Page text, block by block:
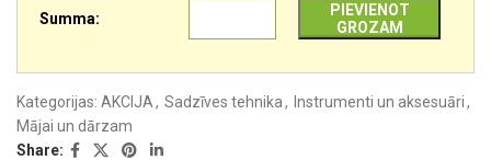
Summa:
PIEVIENOT
GROZAM
Kategorijas: AKCIJA, Sadzīves tehnika, Instrumenti un aksesuāri,
Mājai un dārzam
Share: